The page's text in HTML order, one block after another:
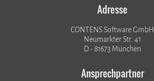
Adresse
CONTENS Software GmbH
Neumarkter Str. 41
D - 81673 München
Ansprechpartner